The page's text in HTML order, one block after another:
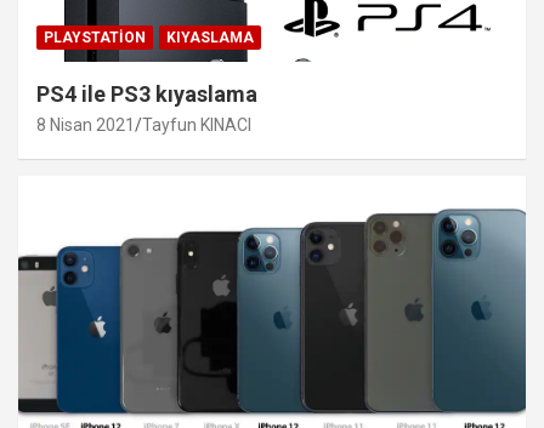
PLAYSTATION KIYASLAMA
PS4 ile PS3 kıyaslama
8 Nisan 2021 Tayfun KINACI